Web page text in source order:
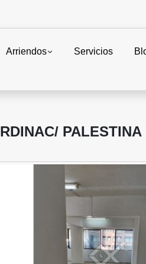
Arriendos Servicios
PALESTINA